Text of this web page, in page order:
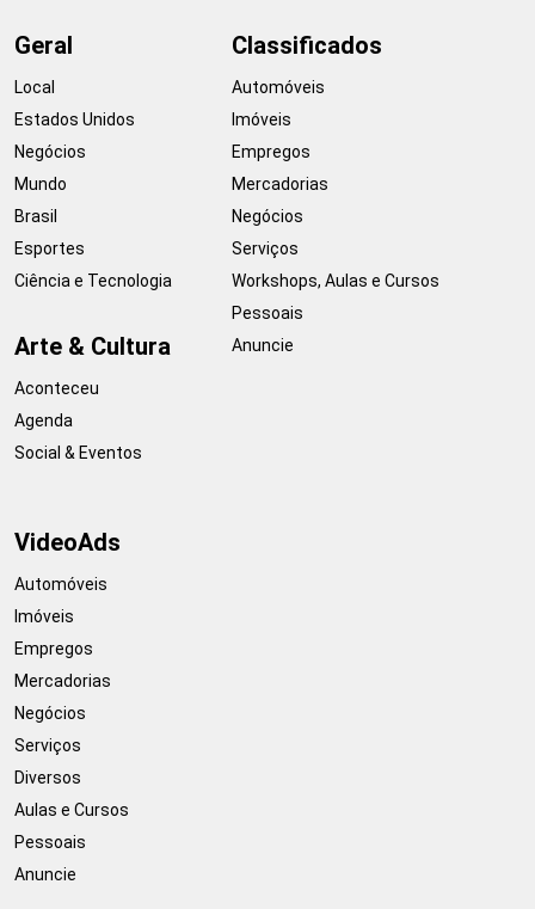
Geral
Local
Estados Unidos
Negócios
Mundo
Brasil
Esportes
Ciência e Tecnologia
Arte & Cultura
Aconteceu
Agenda
Social & Eventos
Classificados
Automóveis
Imóveis
Empregos
Mercadorias
Negócios
Serviços
Workshops, Aulas e Cursos
Pessoais
Anuncie
VideoAds
Automóveis
Imóveis
Empregos
Mercadorias
Negócios
Serviços
Diversos
Aulas e Cursos
Pessoais
Anuncie